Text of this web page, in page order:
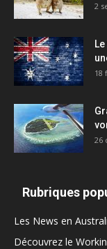
2
18
26
Rubriques
Les News en
Découvrez le